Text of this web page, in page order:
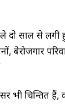
दो साल से लगी
बेरोजगार
भी चिन्तित